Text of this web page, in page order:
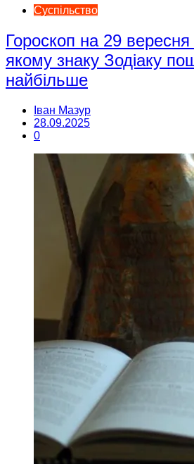
Суспільство
Гороскоп на 29
якому знаку Зодіаку
найбільше
Іван Мазур
28.09.2025
0